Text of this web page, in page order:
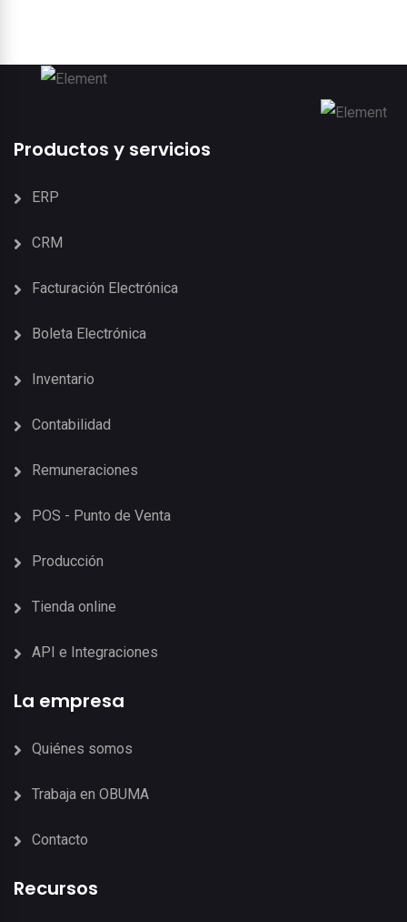
Productos y servicios
ERP
CRM
Facturación Electrónica
Boleta Electrónica
Inventario
Contabilidad
Remuneraciones
POS - Punto de Venta
Producción
Tienda online
API e Integraciones
La empresa
Quiénes somos
Trabaja en OBUMA
Contacto
Recursos